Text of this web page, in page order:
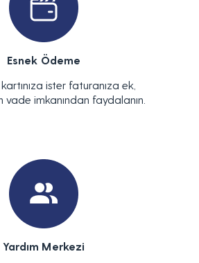
Esnek Ödeme
ister faturanıza ek,
vade imkanından faydalanın.
Yardım Merkezi